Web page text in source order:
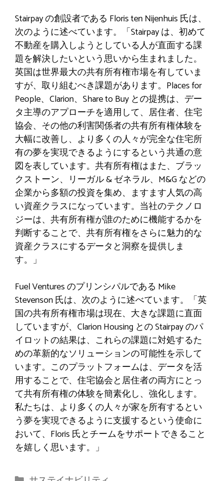
Stairpay の創設者である Floris ten Nijenhuis 氏は、
次のように述べています。「Stairpay は、初めて
不動産を購入しようとしている人が直面する課
題を解決したいという思いから生まれました。
英国は世界最大の共有所有権市場を有していま
すが、取り組むべき課題があります。Places for
People、Clarion、Share to Buy との提携は、デー
タ主導のアプローチを適用して、居住者、住宅
協会、その他の利害関係者の共有所有権体験を
大幅に改善し、より多くの人々が完全な住宅所
有の夢を実現できるようにするという共通の意
図を表しています。共有所有権はまた、ブラッ
クストーン、リーガル & ゼネラル、M&G などの
企業から多額の投資を集め、ますます人気の高
い資産クラスになっています。当社のテクノロ
ジーは、共有所有権が誰のために機能するかを
判断することで、共有所有権をさらに魅力的な
資産クラスにするデータと洞察を提供しま
す。」
Fuel Ventures のプリンシパルである Mike
Stevenson 氏は、次のように述べています。「英
国の共有所有権市場は現在、大きな課題に直面
していますが、Clarion Housing との Stairpay のパ
イロットの結果は、これらの課題に対処するた
めの革新的なソリューションの可能性を示して
います。このプラットフォームは、データを活
用することで、住宅協会と居住者の両方にとっ
て共有所有権の体験を簡素化し、強化します。
私たちは、より多くの人々が家を所有するとい
う夢を実現できるように支援するという使命に
おいて、Floris 氏とチームをサポートできること
を嬉しく思います。」